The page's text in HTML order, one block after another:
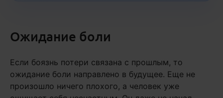
Ожидание боли
Если боязнь потери связана с прошлым, то
ожидание боли направлено в будущее. Еще не
произошло ничего плохого, а человек уже